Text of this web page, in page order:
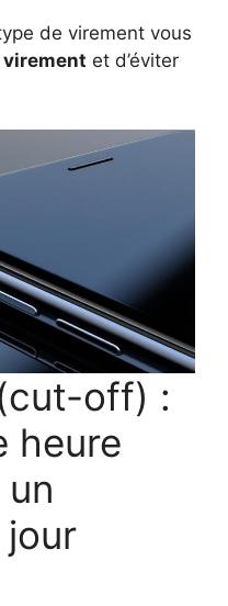
de virement vous
et d’éviter
off) :
heure